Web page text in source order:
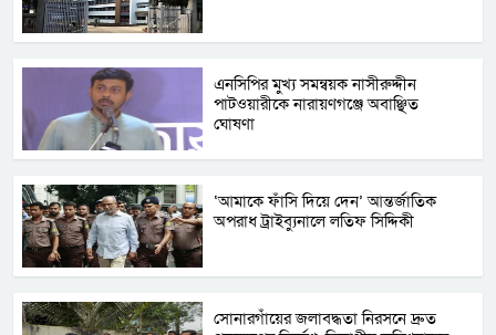
এনসিপির মুখ্য সমন্বয়ক নাসীরুদ্দীন
পাটওয়ারীকে নারায়ণগঞ্জে অবাঞ্ছিত
ঘোষণা
‘আমাকে ফাঁসি দিয়ে দেন’ আন্তর্জাতিক
অপরাধ ট্রাইব্যুনালে লতিফ সিদ্দিকী
সোনারগাঁয়ের জলাবদ্ধতা নিরসনে দ্রুত